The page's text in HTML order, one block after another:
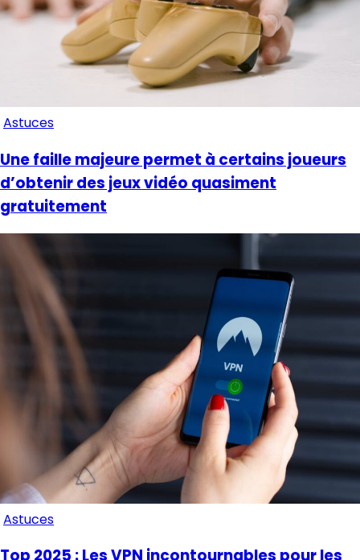
Astuces
Une faille majeure permet à certains joueurs
d’obtenir des jeux vidéo quasiment
gratuitement
Astuces